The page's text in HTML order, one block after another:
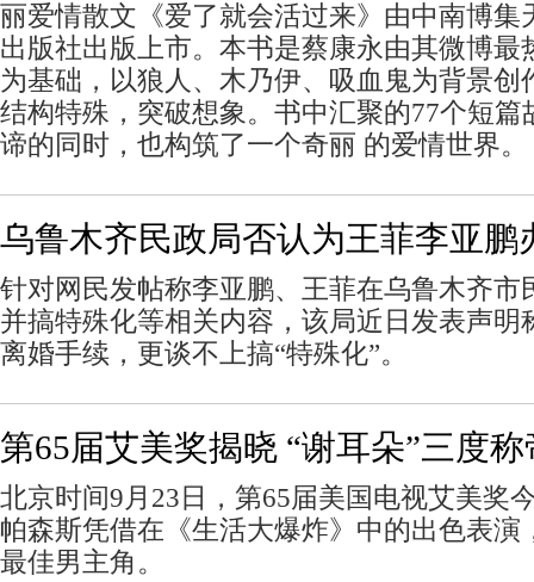
丽爱情散文《爱了就会活过来》由中南博集
出版社出版上市。本书是蔡康永由其微博最
为基础，以狼人、木乃伊、吸血鬼为背景创
结构特殊，突破想象。书中汇聚的77个短篇
谛的同时，也构筑了一个奇丽 的爱情世界。
乌鲁木齐民政局否认为王菲李亚鹏
针对网民发帖称李亚鹏、王菲在乌鲁木齐市
并搞特殊化等相关内容，该局近日发表声明
离婚手续，更谈不上搞“特殊化”。
第65届艾美奖揭晓 “谢耳朵”三度称
北京时间9月23日，第65届美国电视艾美奖
帕森斯凭借在《生活大爆炸》中的出色表演
最佳男主角。